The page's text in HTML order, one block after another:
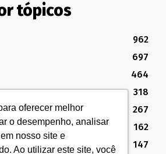
oferecer melhor
o desempenho, analisar
nosso site e
Ao utilizar este site, você
tópicos
962
697
464
318
267
162
147